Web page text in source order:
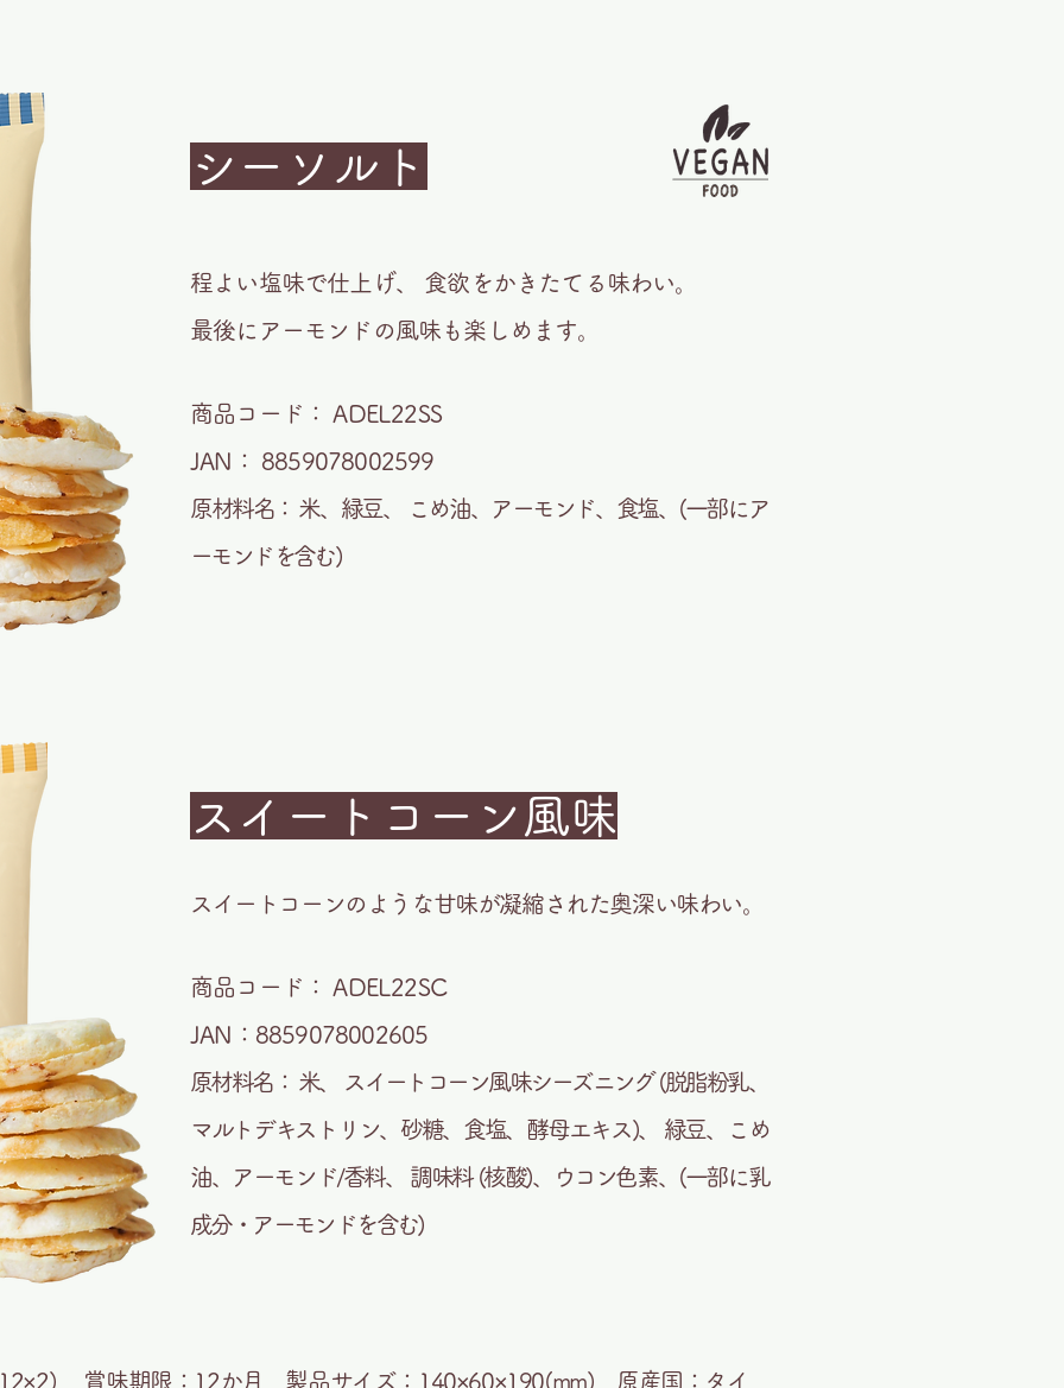
シーソルト
程よい塩味で仕上げ、 食欲をかきたてる味わい。
最後にアーモンドの風味も楽しめます。
商品コード： ADEL22SS
JAN： 8859078002599
原材料名： 米、緑豆、 こめ油、アーモンド、食塩、(一部にア
ーモンドを含む)
スイートコーン風味
スイートコーンのような甘味が凝縮された奥深い味わい。
商品コード： ADEL22SC
JAN：8859078002605
原材料名： 米、 スイートコーン風味シーズニング (脱脂粉乳、
マルトデキストリン、砂糖、食塩、酵母エキス)、 緑豆、こめ
油、アーモンド/香料、 調味料 (核酸)、ウコン色素、(一部に乳
成分・アーモンドを含む)
賞味期限：12か月 製品サイズ：140×60×190(mm) 原産国：タイ